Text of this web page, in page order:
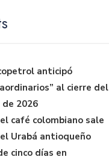
anticipó
al cierre del
2026
café colombiano sale
Urabá antioqueño
cinco días en